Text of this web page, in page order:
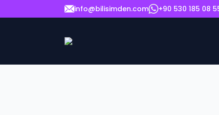
info@bilisimden.com +90 530 185 08